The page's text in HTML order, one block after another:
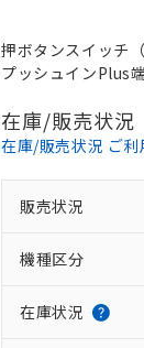
押ボタンスイッチ
プッシュインPlus
在庫/販売状況
在庫/販売状況 ご利
販売状況
機種区分
在庫状況